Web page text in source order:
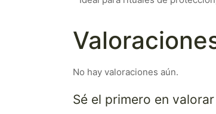
No hay valoraciones aún.
Sé el primero en